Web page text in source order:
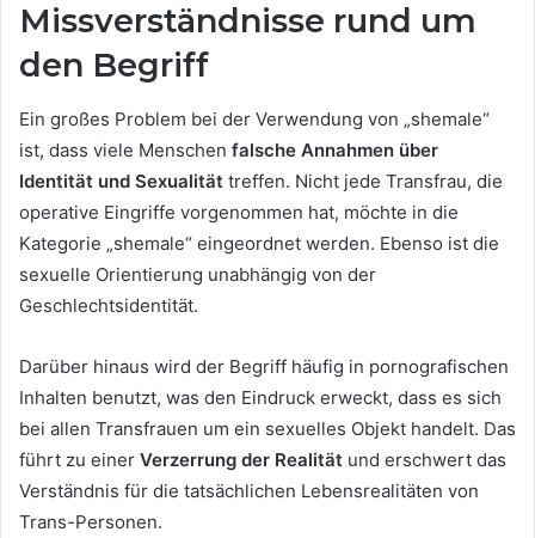
Missverständnisse rund um
den Begriff
Ein großes Problem bei der Verwendung von „shemale“
ist, dass viele Menschen falsche Annahmen über
Identität und Sexualität treffen. Nicht jede Transfrau, die
operative Eingriffe vorgenommen hat, möchte in die
Kategorie „shemale“ eingeordnet werden. Ebenso ist die
sexuelle Orientierung unabhängig von der
Geschlechtsidentität.
Darüber hinaus wird der Begriff häufig in pornografischen
Inhalten benutzt, was den Eindruck erweckt, dass es sich
bei allen Transfrauen um ein sexuelles Objekt handelt. Das
führt zu einer Verzerrung der Realität und erschwert das
Verständnis für die tatsächlichen Lebensrealitäten von
Trans-Personen.